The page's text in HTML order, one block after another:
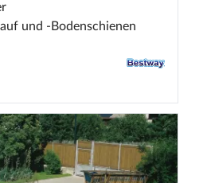
und -Bodenschienen